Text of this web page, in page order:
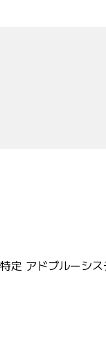
定 アドブルーシ